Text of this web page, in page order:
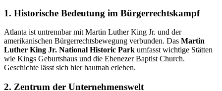
1. Historische Bedeutung im Bürgerrechtskampf
Atlanta ist untrennbar mit Martin Luther King Jr. und der
amerikanischen Bürgerrechtsbewegung verbunden. Das Martin
Luther King Jr. National Historic Park umfasst wichtige Stätten
wie Kings Geburtshaus und die Ebenezer Baptist Church.
Geschichte lässt sich hier hautnah erleben.
2. Zentrum der Unternehmenswelt